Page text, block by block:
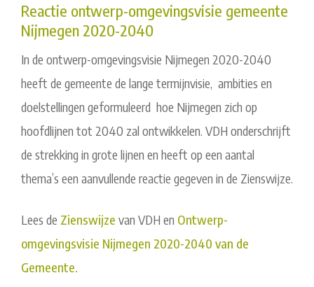
Reactie ontwerp-omgevingsvisie gemeente
Nijmegen 2020-2040
In de ontwerp-omgevingsvisie Nijmegen 2020-2040
heeft de gemeente de lange termijnvisie, ambities en
doelstellingen geformuleerd hoe Nijmegen zich op
hoofdlijnen tot 2040 zal ontwikkelen. VDH onderschrijft
de strekking in grote lijnen en heeft op een aantal
thema’s een aanvullende reactie gegeven in de Zienswijze.
Lees de Zienswijze van VDH en Ontwerp-
omgevingsvisie Nijmegen 2020-2040 van de
Gemeente.